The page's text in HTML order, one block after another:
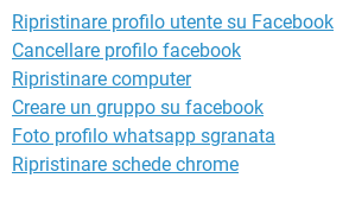
Ripristinare profilo utente su Facebook
Cancellare profilo facebook
Ripristinare computer
Creare un gruppo su facebook
Foto profilo whatsapp sgranata
Ripristinare schede chrome